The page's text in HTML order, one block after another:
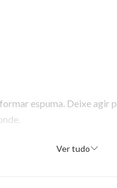
espuma. Deixe agir
Ver tudo